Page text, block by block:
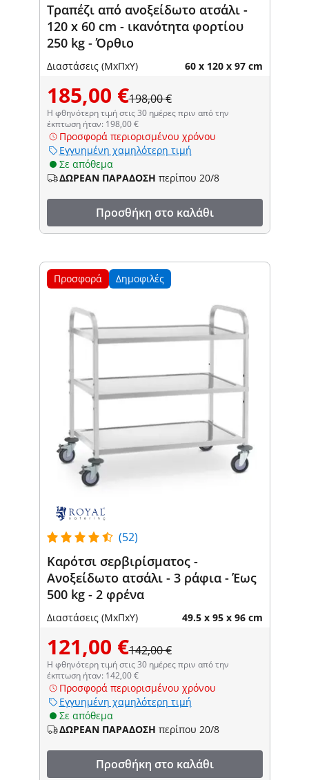
Τραπέζι από ανοξείδωτο ατσάλι -
120 x 60 cm - ικανότητα φορτίου
250 kg - Όρθιο
Διαστάσεις (ΜxΠxΥ) 60 x 120 x 97 cm
185,00 €198,00 €
Η φθηνότερη τιμή στις 30 ημέρες πριν από την
έκπτωση ήταν: 198,00 €
Προσφορά περιορισμένου χρόνου
Εγγυημένη χαμηλότερη τιμή
Σε απόθεμα
ΔΩΡΕΑΝ ΠΑΡΑΔΟΣΗ περίπου 20/8
Προσθήκη στο καλάθι
Προσφορά Δημοφιλές
(52)
Καρότσι σερβιρίσματος -
Ανοξείδωτο ατσάλι - 3 ράφια - Έως
500 kg - 2 φρένα
Διαστάσεις (ΜxΠxΥ) 49.5 x 95 x 96 cm
121,00 €142,00 €
Η φθηνότερη τιμή στις 30 ημέρες πριν από την
έκπτωση ήταν: 142,00 €
Προσφορά περιορισμένου χρόνου
Εγγυημένη χαμηλότερη τιμή
Σε απόθεμα
ΔΩΡΕΑΝ ΠΑΡΑΔΟΣΗ περίπου 20/8
Προσθήκη στο καλάθι